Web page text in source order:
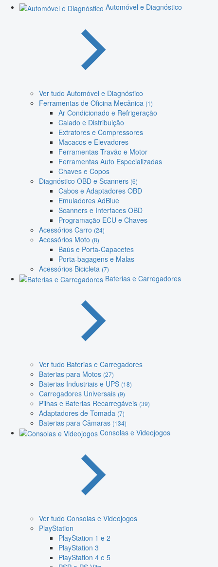
Automóvel e Diagnóstico
Ver tudo Automóvel e Diagnóstico
Ferramentas de Oficina Mecânica (1)
Ar Condicionado e Refrigeração
Calado e Distribuição
Extratores e Compressores
Macacos e Elevadores
Ferramentas Travão e Motor
Ferramentas Auto Especializadas
Chaves e Copos
Diagnóstico OBD e Scanners (6)
Cabos e Adaptadores OBD
Emuladores AdBlue
Scanners e Interfaces OBD
Programação ECU e Chaves
Acessórios Carro (24)
Acessórios Moto (8)
Baús e Porta-Capacetes
Porta-bagagens e Malas
Acessórios Bicicleta (7)
Baterias e Carregadores
Ver tudo Baterias e Carregadores
Baterias para Motos (27)
Baterias Industriais e UPS (18)
Carregadores Universais (9)
Pilhas e Baterias Recarregáveis (39)
Adaptadores de Tomada (7)
Baterias para Câmaras (134)
Consolas e Videojogos
Ver tudo Consolas e Videojogos
PlayStation
PlayStation 1 e 2
PlayStation 3
PlayStation 4 e 5